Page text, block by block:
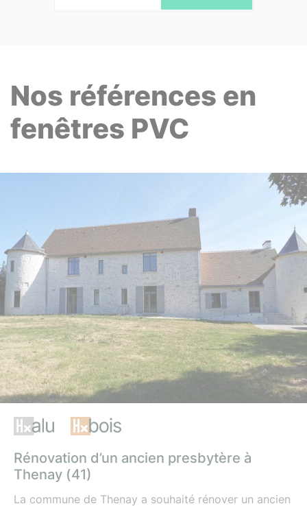
Nos références en
fenêtres PVC
Rénovation d’un ancien presbytère à
Thenay (41)
La commune de Thenay a souhaité rénover un ancien